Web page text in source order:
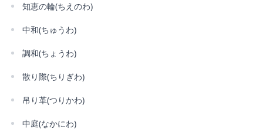
知恵の輪(ちえのわ)
中和(ちゅうわ)
調和(ちょうわ)
散り際(ちりぎわ)
吊り革(つりかわ)
中庭(なかにわ)